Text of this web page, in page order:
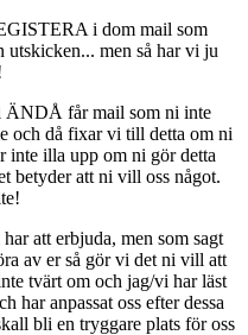
i dom mail som
utskicken... men så har vi ju
ÄNDÅ får mail som ni inte
och då fixar vi till detta om ni
inte illa upp om ni gör detta
betyder att ni vill oss något.
att erbjuda, men som sagt
av er så gör vi det ni vill att
tvärt om och jag/vi har läst
har anpassat oss efter dessa
bli en tryggare plats för oss